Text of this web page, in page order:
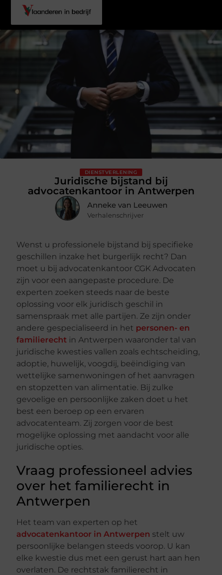
DIENSTVERLENING
Juridische bijstand bij
advocatenkantoor in Antwerpen
Anneke van Leeuwen
Verhalenschrijver
Wenst u professionele bijstand bij specifieke
geschillen inzake het burgerlijk recht? Dan
moet u bij advocatenkantoor CGK Advocaten
zijn voor een aangepaste procedure. De
experten zoeken steeds naar de beste
oplossing voor elk juridisch geschil in
samenspraak met alle partijen. Ze zijn onder
andere gespecialiseerd in het personen- en
familierecht in Antwerpen waaronder tal van
juridische kwesties vallen zoals echtscheiding,
adoptie, huwelijk, voogdij, beëindiging van
wettelijke samenwoningen of het aanvragen
en stopzetten van alimentatie. Bij zulke
gevoelige en persoonlijke zaken doet u het
best een beroep op een ervaren
advocatenteam. Zij zorgen voor de best
mogelijke oplossing met aandacht voor alle
juridische opties.
Vraag professioneel advies
over het familierecht in
Antwerpen
Het team van experten op het
advocatenkantoor in Antwerpen stelt uw
persoonlijke belangen steeds voorop. U kan
elke kwestie dus met een gerust hart aan hen
overlaten. De rechtstak familierecht in